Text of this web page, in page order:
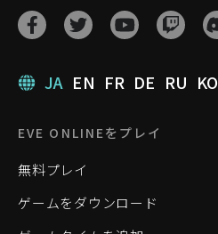
JA EN FR DE RU KO
EVE ONLINEをプレイ
無料プレイ
ゲームをダウンロード